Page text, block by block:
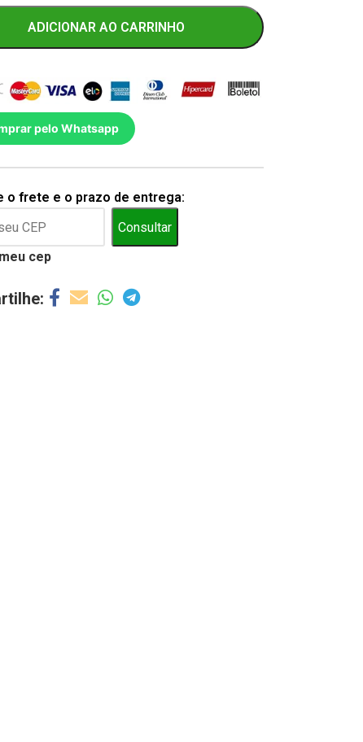
ADICIONAR AO CARRINHO
pelo Whatsapp
o frete e o prazo de entrega:
Consultar
cep